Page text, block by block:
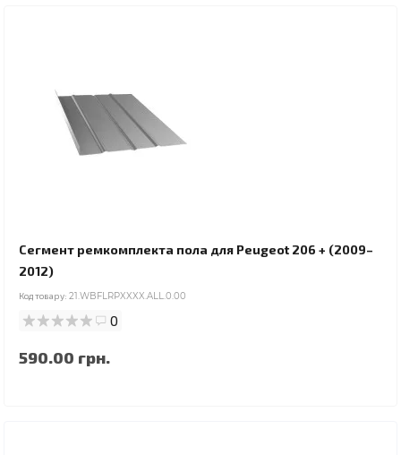
Сегмент ремкомплекта пола для Peugeot 206 + (2009–
2012)
Код товару: 21.WBFLRPXXXX.ALL.0.00
0
590.00 грн.